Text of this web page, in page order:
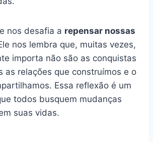
nos desafia a repensar nossas
nos lembra que, muitas vezes,
importa não são as conquistas
as relações que construímos e o
Essa reflexão é um
todos busquem mudanças
suas vidas.